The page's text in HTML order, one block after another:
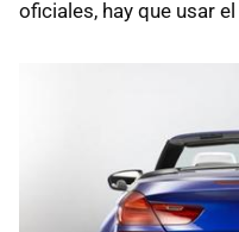
oficiales, hay que usar el